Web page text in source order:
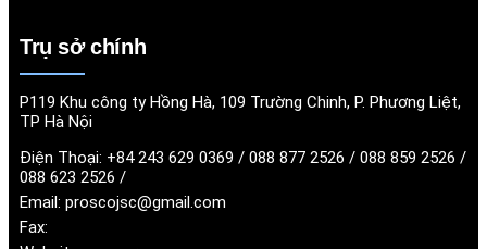
Trụ sở chính
P119 Khu công ty Hồng Hà, 109 Trường Chinh, P. Phương Liệt,
TP Hà Nội
Điện Thoại: +84 243 629 0369 / 088 877 2526 / 088 859 2526 /
088 623 2526 /
Email: proscojsc@gmail.com
Fax: